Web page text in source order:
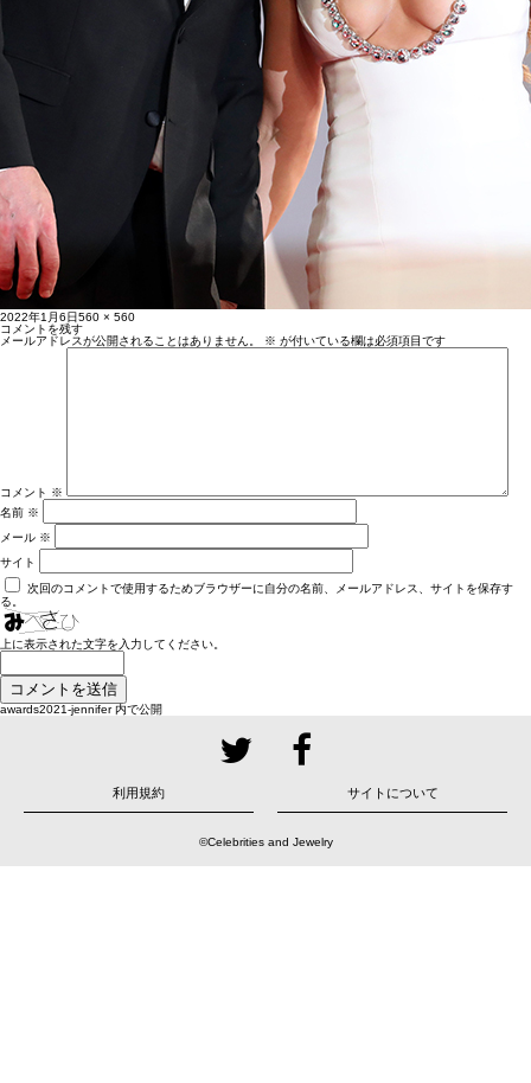
投
稿
日:
2022年1月6日フ
ル
サ
イ
560 × 560
コメントを残す
メールアドレスが公開されることはありません。
※ が付いている欄は必須項目です
コメント ※
名前 ※
メール ※
サイト
次回のコメントで使用するためブラウザーに自分の名前、メールアドレス、サイトを保存す
る。
上に表示された文字を入力してください。
投
awards2021-jennifer 内で公開
利用規約 サイトについて
©Celebrities and Jewelry